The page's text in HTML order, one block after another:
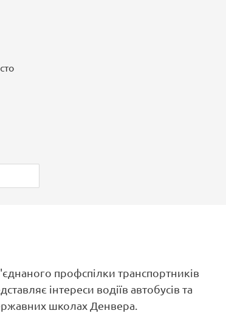
профспілки транспортників
інтереси водіїв автобусів та
школах Денвера.